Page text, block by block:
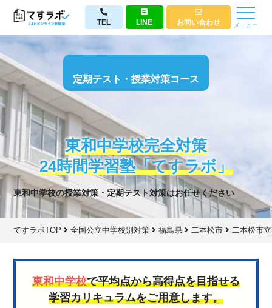
TEL LINE お問い合わせ メニュー
定期テスト・授業対策コース
東和中学校完全対策
24時間学習塾「てすラボ」
東和中学校の授業対策・定期テスト対策はお任せください
てすラボTOP 全国公立中学校別対策 福島県 二本松市 二本松市
東和中学校で平均点から高得点を目指せる
学習カリキュラムをご用意します。